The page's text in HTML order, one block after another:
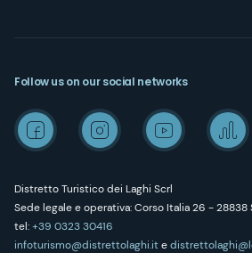
Distretto Turistico dei Laghi Scrl
Sede legale e operativa: Corso Italia 26 - 28838
tel:+39 0323 30416
infoturismo@distrettolaghi.ite
Follow us on our social networks